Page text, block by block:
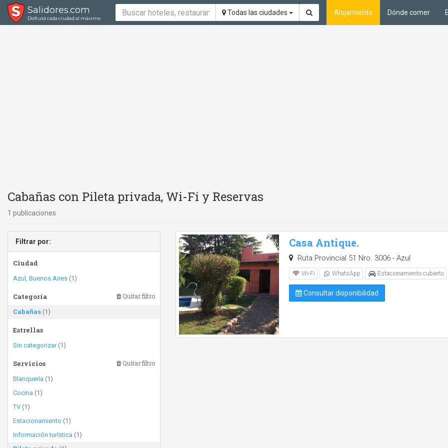
Salidores.com
Disfrutá cada ciudad al máximo
Todas las ciudades Alojamiento Dónde comer
Cabañas con Pileta privada, Wi-Fi y Reservas
1 publicaciones
Filtrar por:
Ciudad
Azul, Buenos Aires (1)
Categoría Quitar filtro
Cabañas (1)
Estrellas
Sin categorizar(1)
Servicios Quitar filtro
Blanquería (1)
Cocina (1)
TV (1)
Estacionamiento (1)
Información turística (1)
Casa Antique.
Ruta Provincial 51 Nro. 3006 - Azul
Wi-Fi WhatsApp Estacionamiento cubierto
Consultar disponibilidad